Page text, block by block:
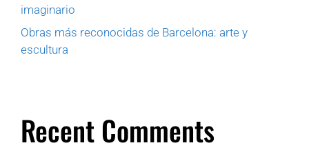
imaginario
Obras más reconocidas de Barcelona: arte y
escultura
Recent Comments